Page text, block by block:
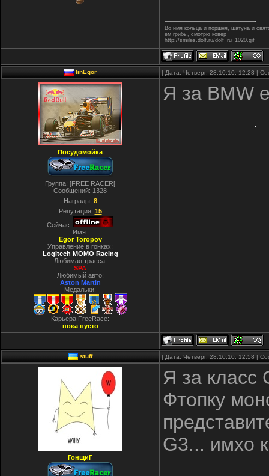
Во имя кольца и поршня, шатуна и
ем грибы, смотрю ковёр
http://smiles.dolf.ru/dolf_ru_1020.gif
linEgor | Дата: Четверг, 28.10.10, 12:28 |
Посудомойка
Группа: ]FREE RACER[
Сообщений: 1328
Награды: 8
Репутация: 15
Сейчас:
Имя:
Egor Toropov
Управление в гонках:
Logitech MOMO Racing
Любимая трасса:
SPA
Любимый авто:
Aston Martin
Медальки:
Карьера FreeRace:
пока пусто
Я за BMW
stuff | Дата: Четверг, 28.10.10, 12:58 |
ГонщиГ
Я за класс
Фтопку
G3... имхо